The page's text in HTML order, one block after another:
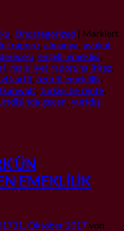
, Uncategorized
Markiert
raporu, almanya, avukat
, engelli emeklisi,
, maluliyet raporuna itiraz,
kartli, özürlü emeklilik,
, türkische rente,
gecen, yurtdışı
EMEKLİLİK
31. Oktober 2017 von